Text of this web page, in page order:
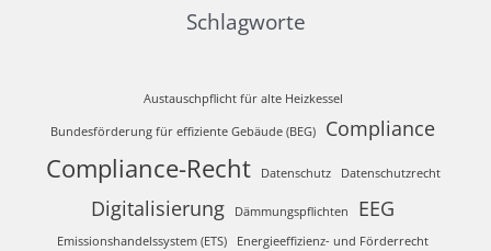
Schlagworte
Austauschpflicht für alte Heizkessel
Bundesförderung für effiziente Gebäude (BEG) Compliance
Compliance-Recht Datenschutz Datenschutzrecht
Digitalisierung Dämmungspflichten EEG
Emissionshandelssystem (ETS) Energieeffizienz- und Förderrecht